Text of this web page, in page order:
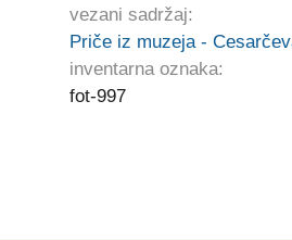
vezani sadržaj:
Priče iz muzeja -
inventarna oznaka:
fot-997